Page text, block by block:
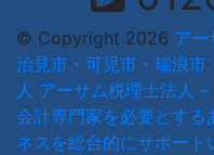
© Copyright 2026 アー
治見市・可児市・瑞浪
人 アーサム税理士法人 –
会計専門家を必要とす
ネスを総合的にサポート